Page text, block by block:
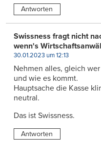
Antworten
Swissness fragt nicht
wenn's
30.01.2023 um 12:13
Nehmen alles, gleich
und wie es kommt.
Hauptsache die Kasse
neutral.
Das ist Swissness.
Antworten